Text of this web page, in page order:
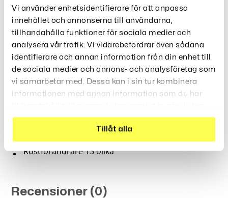
Vi använder enhetsidentifierare för att anpassa
innehållet och annonserna till användarna,
tillhandahålla funktioner för sociala medier och
analysera vår trafik. Vi vidarebefordrar även sådana
identifierare och annan information från din enhet till
de sociala medier och annons- och analysföretag som
vi samarbetar med. Dessa kan i sin tur kombinera
informationen med annan information som du har
använt deras tjänster.
Tillåt alla
Eller Om Du Vill Ha En Smidig Telefon Med De Mest
Nödvändiga Funktionerna.
Nätverk 2G-nätverk
Skärm OLED 0,66 tum Storlek
Längd 44mm * Bredd24mm
Höjd 16mm
vikt 18,5 g
Röstförändrare 13 olika
Recensioner (0)